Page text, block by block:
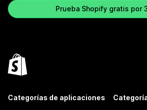
Prueba Shopify gratis por
Categorías de aplicaciones